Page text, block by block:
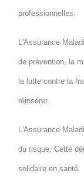
professionnelles.
L'Assurance
de prévention, la
la lutte contre la
réinsérer.
L'Assurance
du risque. Cette
solidaire en santé.